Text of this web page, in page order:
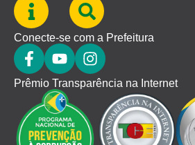
Conecte-se com a Prefeitura
Prêmio Transparência na Internet